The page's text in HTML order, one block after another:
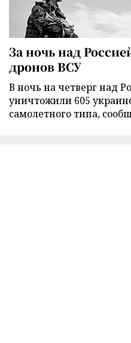
За ночь над
дронов ВСУ
В ночь на четверг над
уничтожили 605
самолетного типа,